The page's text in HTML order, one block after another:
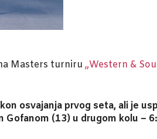
Masters turniru „Western &
osvajanja prvog seta, ali je
(13) u drugom kolu –